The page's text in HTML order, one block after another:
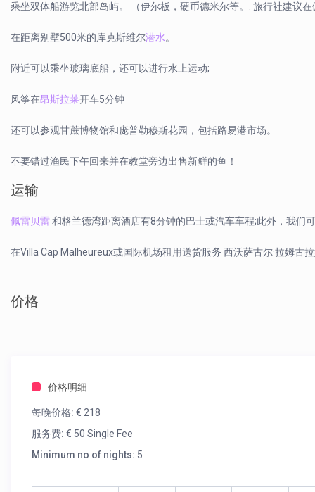
乘坐双体船游览北部岛屿。 （伊尔板，硬币德米尔等。. 旅行社建议
在距离别墅500米的库克斯维尔潜水。
附近可以乘坐玻璃底船，还可以进行水上运动;
风筝在昂斯拉莱开车5分钟
还可以参观甘蔗博物馆和庞普勒穆斯花园，包括路易港市场。
不要错过渔民下午回来并在教堂旁边出售新鲜的鱼！
运输
佩雷贝雷和格兰德湾距离酒店有8分钟的巴士或汽车车程;此外，我们
在Villa Cap Malheureux或国际机场租用送货服务 西沃萨古尔·拉姆古
价格
价格明细
每晚价格: € 218
服务费: € 50 Single Fee
Minimum no of nights: 5